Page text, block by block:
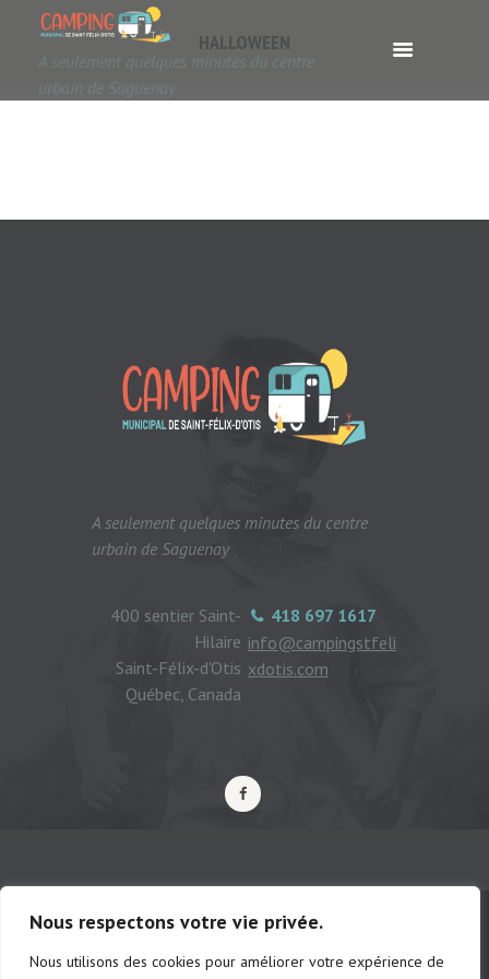
Nous respectons votre vie privée.
Nous utilisons des cookies pour améliorer votre expérience de
A seulement quelques minutes du centre
urbain de Saguenay
HALLOWEEN
A seulement quelques minutes du centre
urbain de Saguenay
418 697 1617
info@campingstfeli
xdotis.com
400 sentier Saint-
Hilaire
Saint-Félix-d'Otis
Québec, Canada
© Camping municipal de St-Félix d'Otis,